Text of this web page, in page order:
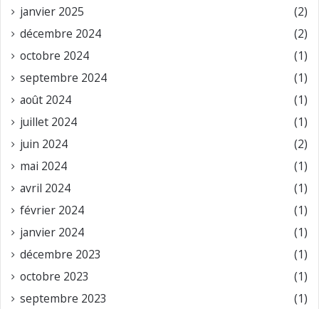
janvier 2025
(2)
décembre 2024
(2)
octobre 2024
(1)
septembre 2024
(1)
août 2024
(1)
juillet 2024
(1)
juin 2024
(2)
mai 2024
(1)
avril 2024
(1)
février 2024
(1)
janvier 2024
(1)
décembre 2023
(1)
octobre 2023
(1)
septembre 2023
(1)